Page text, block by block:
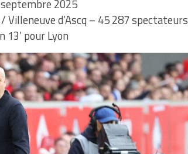
2025
d’Ascq – 45 287 spectateurs
13’ pour Lyon